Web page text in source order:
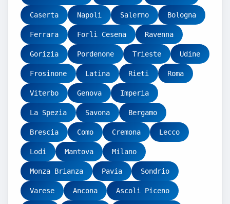
Caserta Napoli Salerno Bologna
Ferrara Forlì Cesena Ravenna
Gorizia Pordenone Trieste Udine
Frosinone Latina Rieti Roma
Viterbo Genova Imperia
La Spezia Savona Bergamo
Brescia Como Cremona Lecco
Lodi Mantova Milano
Monza Brianza Pavia Sondrio
Varese Ancona Ascoli Piceno